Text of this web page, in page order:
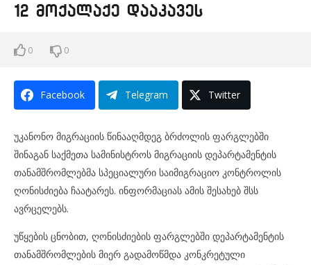
12 მოქალაქე დააკავეს
0 0
Facebook Telegram Twitter
უკანონო მიგრაციის წინააღმდეგ ბრძოლის ფარგლებში
შინაგან საქმეთა სამინისტროს მიგრაციის დეპარტამენტის
თანამშრომლებმა სპეციალური საიმიგრაციო კონტროლის
ღონისძიება ჩაატარეს. ინფორმაციას ამის შესახებ შსს
ავრცელებს.
უწყების ცნობით, ღონისძიების ფარგლებში დეპარტამენტის
თანამშრომლების მიერ გადამოწმდა კონკრეტული